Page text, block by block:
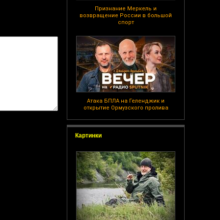
Признание Меркель и
возвращение России в большой
спорт
Атака БПЛА на Геленджик и
открытие Ормузского пролива
Картинки